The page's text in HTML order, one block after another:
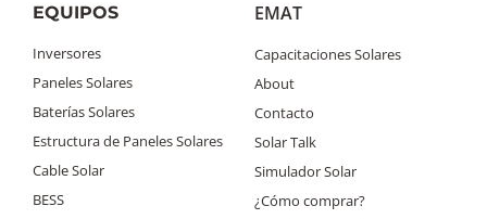
EQUIPOS
Inversores
Paneles Solares
Baterías Solares
Estructura de Paneles Solares
Cable Solar
BESS
EMAT
Capacitaciones Solares
About
Contacto
Solar Talk
Simulador Solar
¿Cómo comprar?